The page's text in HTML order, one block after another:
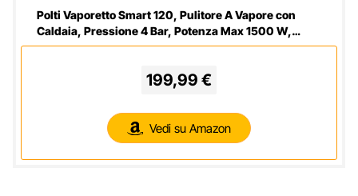
Polti Vaporetto Smart 120, Pulitore A Vapore con
Caldaia, Pressione 4 Bar, Potenza Max 1500 W,
Serbatoio Estraibile 2 L, Riscaldamento in 2 Minuti,
199,99 €
Vedi su Amazon